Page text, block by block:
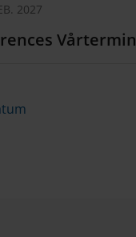
2027
Vårtermin